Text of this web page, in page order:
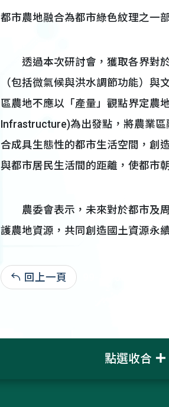
都市農地融合為都市綠色紋理之一
透過本次研討會，獲取各界對於
（包括微氣候與洪水調節功能）
區農地不應以「產量」觀點界定農
Infrastructure)為出發點，將農業
合成具生態性的都市生活空間，創
與都市居民生活間的距離，使都市
農委會表示，未來對於都市及周
護農地資源，共同創造國土資源永
回上一頁
點選收合